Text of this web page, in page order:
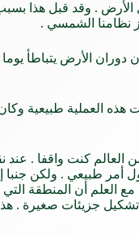
الأرض . وقد قبل هذا
العملية طبيعية
طبيعي . ولكن
. وتقدر هذه السرعة بنحو 30 كم في
جزيئات صغيرة .